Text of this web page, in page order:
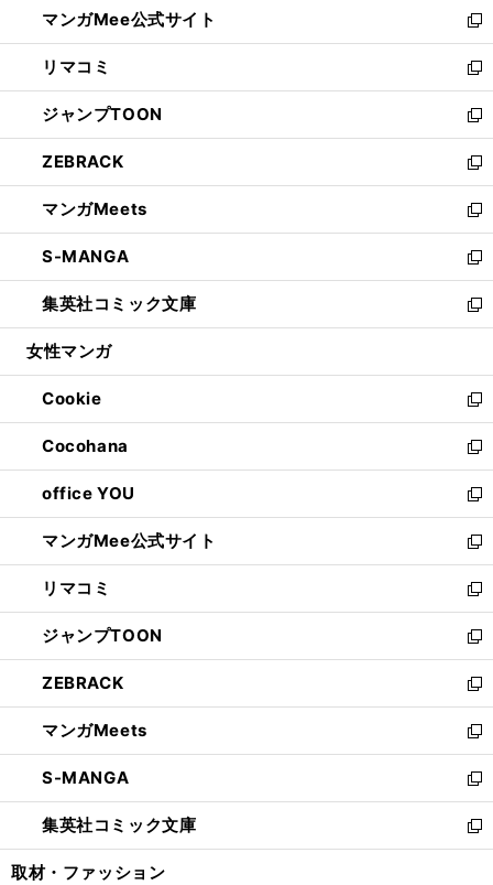
く
ド
ウ
で
開
く
ィ
ン
ド
ウ
で
開
く
い
ウ
ィ
ン
ド
ウ
で
開
く
マンガMee公式サイト
新
し
い
ウ
ィ
ン
ド
ウ
で
開
く
リマコミ
新
し
い
ウ
ィ
ン
ド
ウ
で
開
く
ジャンプTOON
新
し
い
ウ
ィ
ン
ド
ウ
で
開
ZEBRACK
新
し
い
ウ
ィ
ン
ド
ウ
開
く
マンガMeets
新
し
い
ウ
ィ
ン
ウ
で
開
く
S-MANGA
新
し
い
ウ
ン
ド
ウ
で
開
く
集英社コミック文庫
新
し
ウ
ィ
ン
ド
ウ
で
開
く
女性マンガ
Cookie
新
し
い
ウ
ィ
ン
ド
ウ
で
開
く
Cocohana
新
し
い
ウ
ィ
ン
ド
ウ
で
開
く
office YOU
新
し
い
ウ
ィ
ン
ド
ウ
で
開
く
マンガMee公式サイト
新
し
い
ウ
ィ
ン
ド
ウ
で
開
く
リマコミ
新
し
い
ウ
ィ
ン
ド
ウ
で
開
く
ジャンプTOON
新
し
い
ウ
ィ
ン
ド
ウ
で
開
ZEBRACK
新
し
い
ウ
ィ
ン
ド
ウ
マンガMeets
新
し
い
ウ
ィ
ン
S-MANGA
新
し
い
ウ
集英社コミック文庫
新
し
取材・ファッション